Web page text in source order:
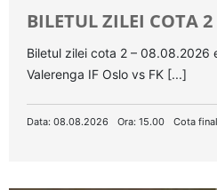
BILETUL ZILEI COTA
Biletul zilei cota 2 – 08.08.2026
Valerenga IF Oslo vs FK [...]
Data: 08.08.2026 Ora: 15.00 Cota